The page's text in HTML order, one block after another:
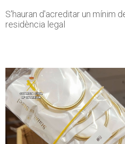
S'hauran d'acreditar un mínim
residència legal